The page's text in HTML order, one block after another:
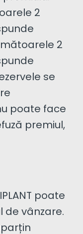
2
2
se
poate face
premiul,
poate
de vânzare.